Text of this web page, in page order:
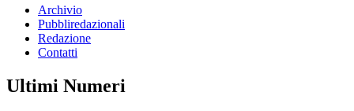
Archivio
Pubbliredazionali
Redazione
Contatti
Ultimi Numeri